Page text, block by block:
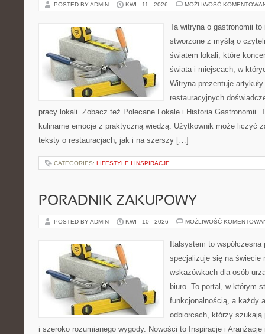
POSTED BY ADMIN KWI - 11 - 2026 MOŻLIWOŚĆ
Ta witryna o gastronomii
stworzone z myślą o
światem lokali, które
świata i miejscach, w
Witryna prezentuje
restauracyjnych
pracy lokali. Zobacz też Polecane Lokale i Historia Gastronomii.
kulinarne emocje z praktyczną wiedzą. Użytkownik może liczyć
teksty o restauracjach, jak i na szerszy […]
CATEGORIES: LIFESTYLE I INSPIRACJE
PORADNIK ZAKUPOWY
POSTED BY ADMIN KWI - 10 - 2026 MOŻLIWOŚĆ
Italsystem to
specjalizuje się na świecie
wskazówkach dla osób
biuro. To portal, w którym
funkcjonalnością, a każdy
odbiorcach, którzy szukają
i szeroko rozumianego wygody. Nowości to Inspiracje i